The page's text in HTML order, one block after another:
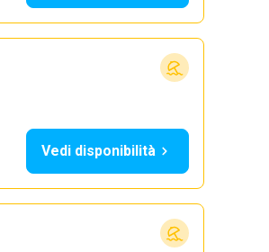
Vedi disponibilità